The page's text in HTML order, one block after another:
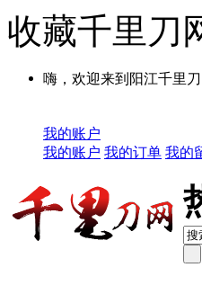
收藏千里刀
嗨，欢迎来到阳江千里
我的账户
我的账户 我的订单 我的